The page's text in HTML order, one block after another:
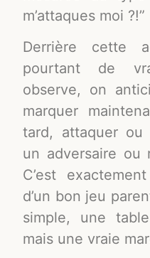
m’attaques moi ?!”
Derrière cette
pourtant de
observe, on
marquer
tard, attaquer ou
un adversaire ou
C’est
d’un bon jeu
simple, une
mais une vraie